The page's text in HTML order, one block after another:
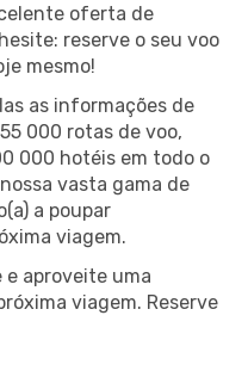
oferta de
reserve o seu voo
mesmo!
as informações de
000 rotas de voo,
000 hotéis em todo o
vasta gama de
a poupar
viagem.
e aproveite uma
viagem. Reserve